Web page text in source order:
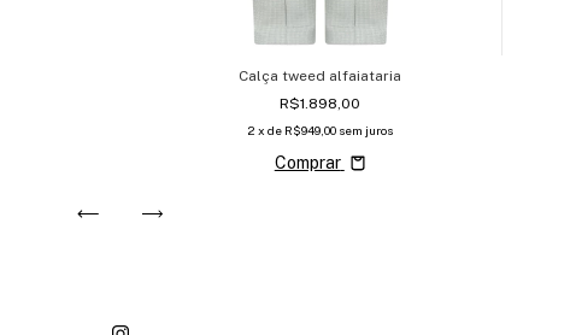
Calça tweed alfaiataria
R$1.898,00
2 x de R$949,00 sem juros
Comprar